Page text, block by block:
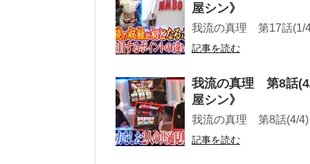
屋シン》
我流の真理 第17話(1/
記事を読む
我流の真理 第8話
屋シン》
我流の真理 第8話(4/4)
記事を読む